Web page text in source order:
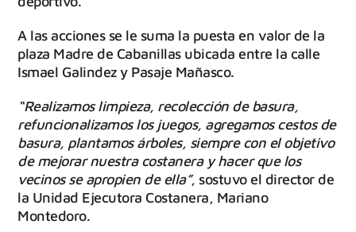
A las acciones se le suma la puesta en valor de la
plaza Madre de Cabanillas ubicada entre la calle
Ismael Galindez y Pasaje Mañasco.
“Realizamos limpieza, recolección de basura,
refuncionalizamos los juegos, agregamos cestos de
basura, plantamos árboles, siempre con el objetivo
de mejorar nuestra costanera y hacer que los
vecinos se apropien de ella”, sostuvo el director de
la Unidad Ejecutora Costanera, Mariano
Montedoro.